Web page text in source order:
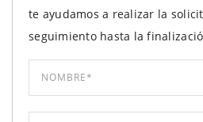
te ayudamos a realizar la
seguimiento hasta la